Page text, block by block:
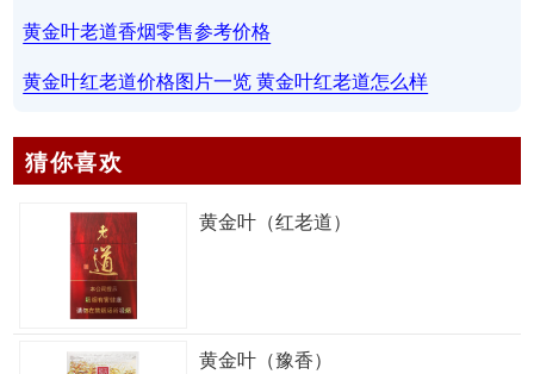
黄金叶老道香烟零售参考价格
黄金叶红老道价格图片一览 黄金叶红老道怎么样
猜你喜欢
黄金叶（红老道）
黄金叶（豫香）